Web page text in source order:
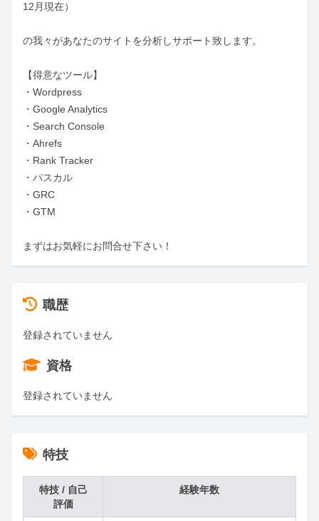
12月現在）
の我々があなたのサイトを分析しサポート致します。
【得意なツール】
・Wordpress
・Google Analytics
・Search Console
・Ahrefs
・Rank Tracker
・パスカル
・GRC
・GTM
まずはお気軽にお問合せ下さい！
職歴
登録されていません
資格
登録されていません
特技
特技 / 自己
評価
経験年数